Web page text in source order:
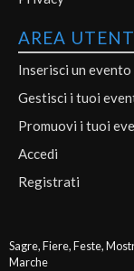
AREA
Inserisci un evento
Gestisci i tuoi
Promuovi i tuoi
Accedi
Registrati
Sagre, Fiere, Feste,
Marche